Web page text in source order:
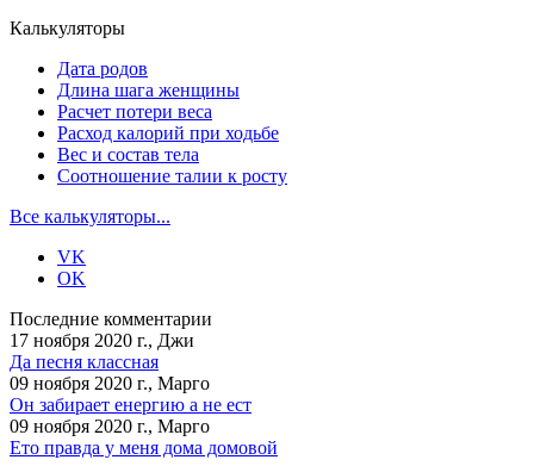
Калькуляторы
Дата родов
Длина шага женщины
Расчет потери веса
Расход калорий при ходьбе
Вес и состав тела
Соотношение талии к росту
Все калькуляторы...
VK
OK
Последние комментарии
17 ноября 2020 г., Джи
Да песня классная
09 ноября 2020 г., Марго
Он забирает енергию а не ест
09 ноября 2020 г., Марго
Ето правда у меня дома домовой